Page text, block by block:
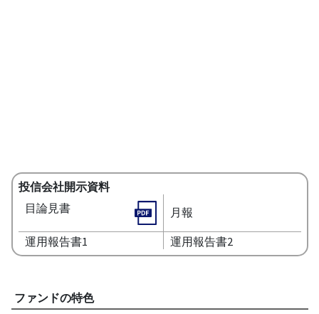
投信会社開示資料
目論見書
月報
運用報告書1 運用報告書2
ファンドの特色